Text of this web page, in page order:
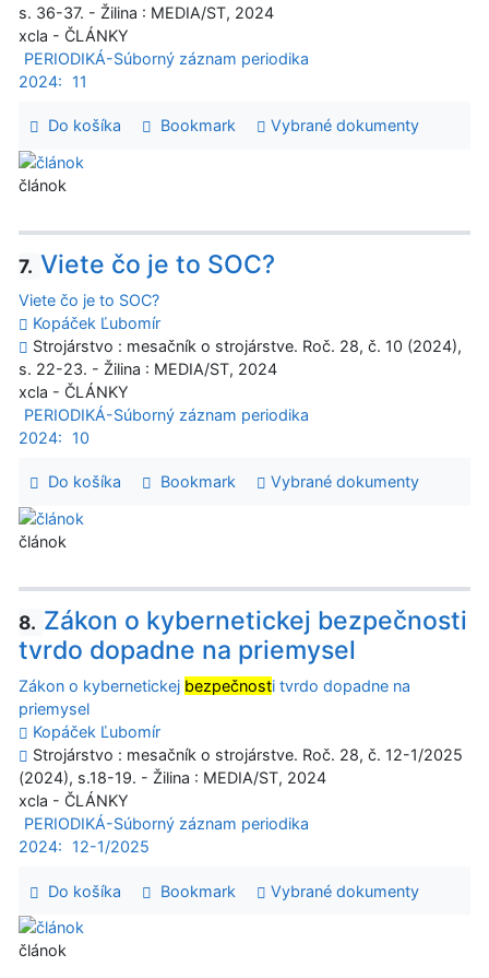
s. 36-37. - Žilina : MEDIA/ST, 2024
xcla - ČLÁNKY
PERIODIKÁ-Súborný záznam periodika
2024:
11
Do košíka Bookmark Vybrané dokumenty
článok
7. Viete čo je to SOC?
Viete čo je to SOC?
Kopáček Ľubomír
Strojárstvo : mesačník o strojárstve. Roč. 28, č. 10 (2024),
s. 22-23. - Žilina : MEDIA/ST, 2024
xcla - ČLÁNKY
PERIODIKÁ-Súborný záznam periodika
2024:
10
Do košíka Bookmark Vybrané dokumenty
článok
8. Zákon o kybernetickej bezpečnosti
tvrdo dopadne na priemysel
Zákon o kybernetickej bezpečnosti tvrdo dopadne na
priemysel
Kopáček Ľubomír
Strojárstvo : mesačník o strojárstve. Roč. 28, č. 12-1/2025
(2024), s.18-19. - Žilina : MEDIA/ST, 2024
xcla - ČLÁNKY
PERIODIKÁ-Súborný záznam periodika
2024:
12-1/2025
Do košíka Bookmark Vybrané dokumenty
článok